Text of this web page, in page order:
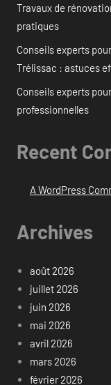
Travaux de
pratiques
Conseils experts
Trélissac : astuces
Conseils experts
professionnelles
Recent
A WordPress
Archives
août 2026
juillet 2026
juin 2026
mai 2026
avril 2026
mars 2026
février 2026